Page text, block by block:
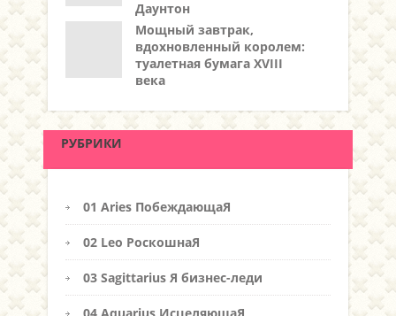
Даунтон
Мощный завтрак,
вдохновленный королем:
туалетная бумага XVIII
века
РУБРИКИ
01 Aries ПобеждающаЯ
02 Leo РоскошнаЯ
03 Sagittarius Я бизнес-леди